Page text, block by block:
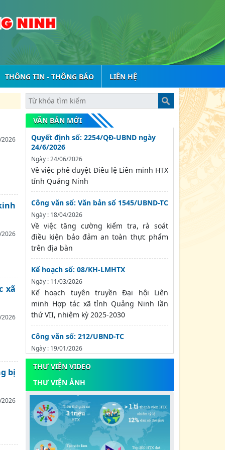
THÔNG TIN - THÔNG BÁO LIÊN HỆ
xã
bị
VĂN BẢN MỚI
Quyết định số: 2254/QĐ-UBND ngày
24/6/2026
Ngày : 24/06/2026
Về việc phê duyệt Điều lệ Liên minh HTX
tỉnh Quảng Ninh
Công văn số: Văn bản số 1545/UBND-TC
Ngày : 18/04/2026
Về việc tăng cường kiểm tra, rà soát
điều kiện bảo đảm an toàn thực phẩm
trên địa bàn
Kế hoạch số: 08/KH-LMHTX
Ngày : 11/03/2026
Kế hoạch tuyên truyền Đại hội Liên
minh Hợp tác xã tỉnh Quảng Ninh lần
thứ VII, nhiệm kỳ 2025-2030
Công văn số: 212/UBND-TC
Ngày : 19/01/2026
Về việc chủ động ứng phó với rét đậm,
rét hại và gió mạnh trên biển
Công văn số: Số: 234/BTC-DNTN của Bộ
Tài Chính
Ngày : 08/01/2026
V/v triển khai thực hiện Nghị quyết số
66.7/2025/NQ-CP trong công tác đăng ký
doanh nghiệp/hợp tác...
THƯ VIỆN VIDEO
THƯ VIỆN ẢNH